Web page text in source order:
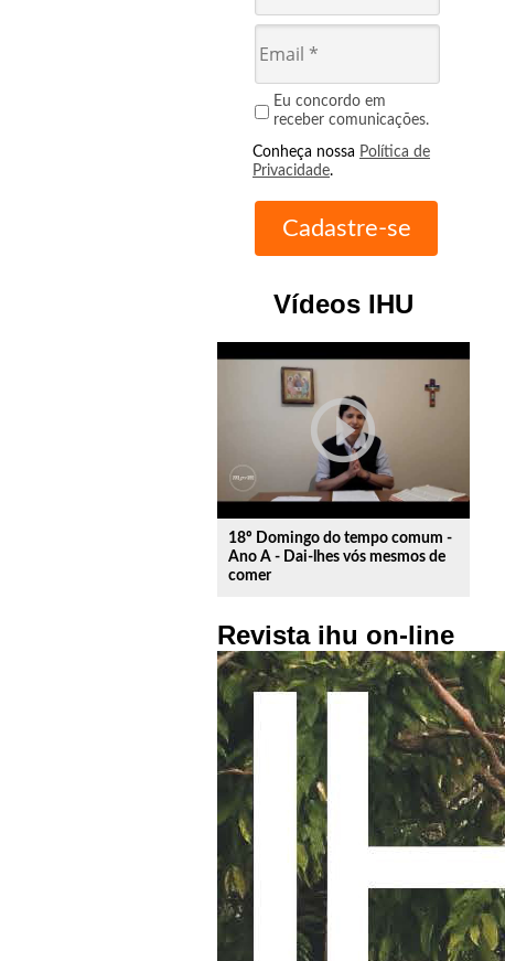
Eu concordo em
receber comunicações.
Conheça nossa Política de
Privacidade.
Vídeos IHU
play_circle_outline
18º Domingo do tempo comum -
Ano A - Dai-lhes vós mesmos de
comer
Revista ihu on-line